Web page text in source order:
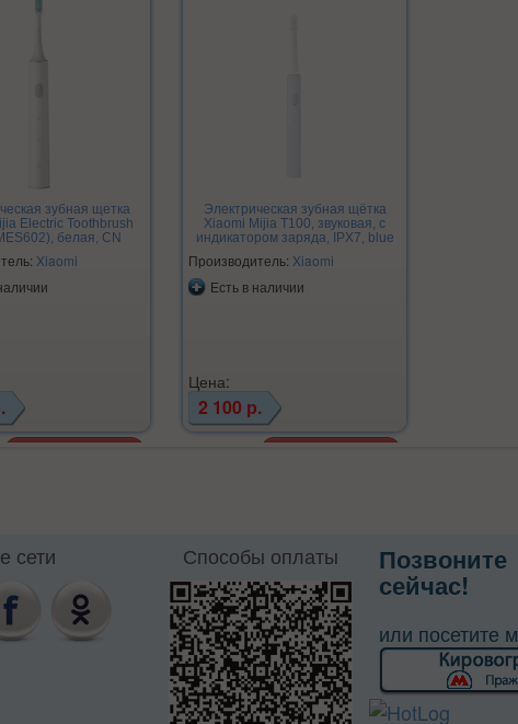
зубная щетка
Electric Toothbrush
белая, CN
Xiaomi
Электрическая зубная щётка
Xiaomi Mijia T100, звуковая, с
индикатором заряда, IPX7, blue
Производитель: Xiaomi
Есть в наличии
Цена:
2 100 р.
сети Способы оплаты Позвоните
сейчас!
или посетите